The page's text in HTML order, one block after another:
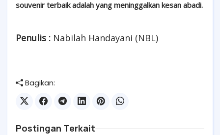
souvenir terbaik adalah yang meninggalkan kesan abadi.
Penulis : Nabilah Handayani (NBL)
Bagikan:
Postingan Terkait